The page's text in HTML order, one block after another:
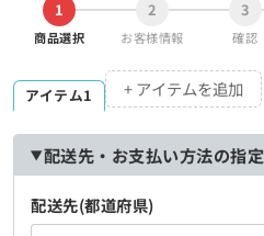
1
商品選択
2
お客様情報
3
確認
アイテム1 + アイテムを追加
配送先・お支払い方法の指定
配送先(都道府県)